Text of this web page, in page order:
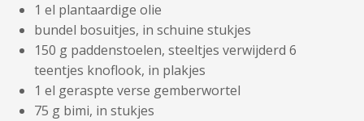
1 el plantaardige olie
bundel bosuitjes, in schuine stukjes
150 g paddenstoelen, steeltjes verwijderd 6
teentjes knoflook, in plakjes
1 el geraspte verse gemberwortel
75 g bimi, in stukjes